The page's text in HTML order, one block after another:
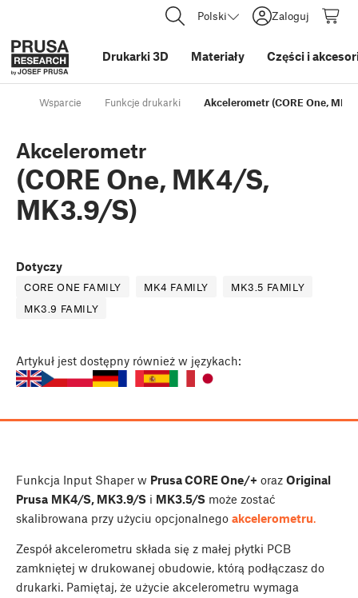
Polski Zaloguj
Drukarki 3D Materiały Części i
Wsparcie Funkcje drukarki Akcelerometr (CORE One,
Akcelerometr
(CORE One, MK4/S,
MK3.9/S)
Dotyczy
CORE ONE FAMILY MK4 FAMILY
MK3.5 FAMILY
MK3.9 FAMILY
Artykuł jest dostępny również w językach:
Funkcja Input Shaper w Prusa CORE One/+ oraz Original
Prusa MK4/S, MK3.9/S i MK3.5/S może zostać
skalibrowana przy użyciu opcjonalnego akcelerometru.
Zespół akcelerometru składa się z małej płytki PCB
zamkniętej w drukowanej obudowie, którą podłączasz do
drukarki. Pamiętaj, że użycie akcelerometru wymaga